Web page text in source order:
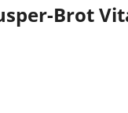
Brot